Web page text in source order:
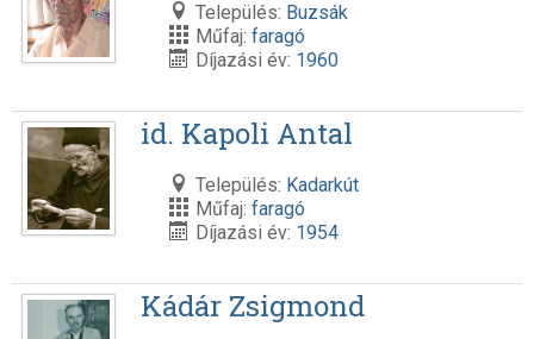
Település: Buzsák
Műfaj: faragó
Díjazási év: 1960
id. Kapoli Antal
Település: Kadarkút
Műfaj: faragó
Díjazási év: 1954
Kádár Zsigmond